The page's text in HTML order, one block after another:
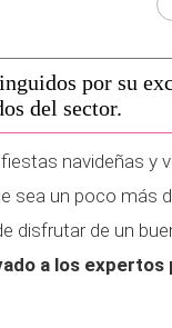
por su
del sector.
navideñas y
sea un poco más
disfrutar de un
a los